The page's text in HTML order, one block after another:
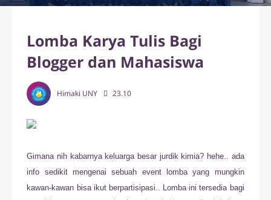
Lomba Karya Tulis Bagi
Blogger dan Mahasiswa
Himaki UNY 23.10
Gimana nih kabarnya keluarga besar jurdik kimia? hehe.. ada
info sedikit mengenai sebuah event lomba yang mungkin
kawan-kawan bisa ikut berpartisipasi.. Lomba ini tersedia bagi